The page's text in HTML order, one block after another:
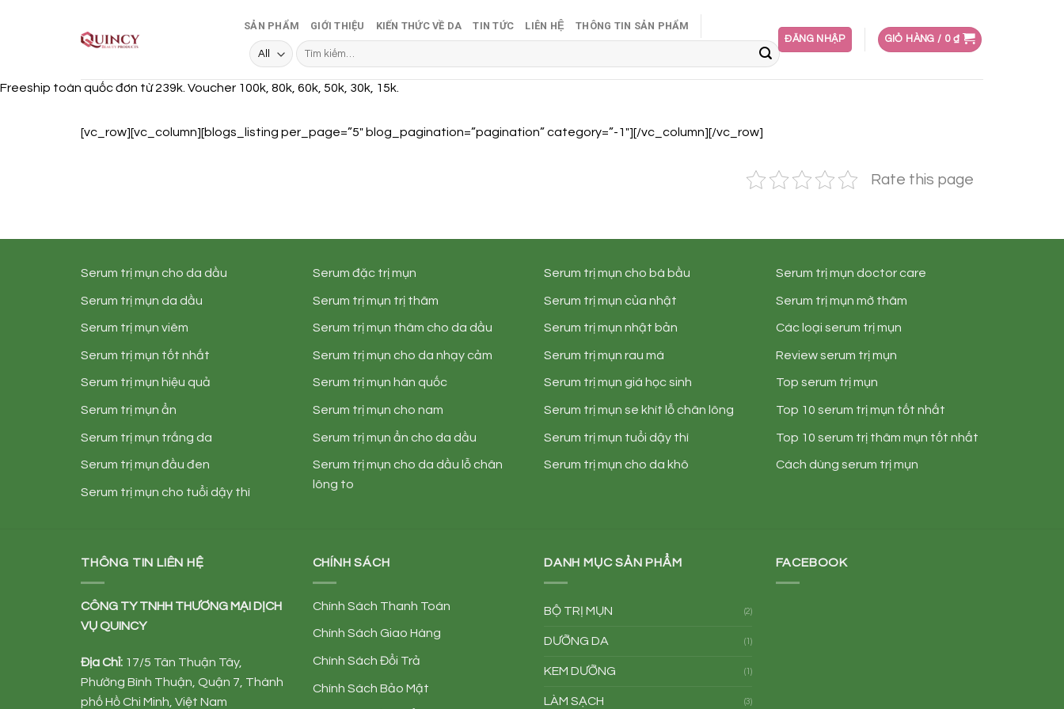
SẢN PHẨM GIỚI THIỆU KIẾN THỨC VỀ DA TIN TỨC LIÊN HỆ THÔNG TIN SẢN PHẨM
Tìm
kiếm:
ĐĂNG NHẬP GIỎ HÀNG / 0 ₫
Freeship toàn quốc đơn từ 239k. Voucher 100k, 80k, 60k, 50k, 30k, 15k.
[vc_row][vc_column][blogs_listing per_page=”5″ blog_pagination=”pagination” category=”-1″][/vc_column][/vc_row]
Rate this page
Serum trị mụn cho da dầu
Serum trị mụn da dầu
Serum trị mụn viêm
Serum trị mụn tốt nhất
Serum trị mụn hiệu quả
Serum trị mụn ẩn
Serum trị mụn trắng da
Serum trị mụn đầu đen
Serum trị mụn cho tuổi dậy thì
Serum đặc trị mụn
Serum trị mụn trị thâm
Serum trị mụn thâm cho da dầu
Serum trị mụn cho da nhạy cảm
Serum trị mụn hàn quốc
Serum trị mụn cho nam
Serum trị mụn ẩn cho da dầu
Serum trị mụn cho da dầu lỗ chân
lông to
Serum trị mụn cho bà bầu
Serum trị mụn của nhật
Serum trị mụn nhật bản
Serum trị mụn rau má
Serum trị mụn giá học sinh
Serum trị mụn se khít lỗ chân lông
Serum trị mụn tuổi dậy thì
Serum trị mụn cho da khô
Serum trị mụn doctor care
Serum trị mụn mờ thâm
Các loại serum trị mụn
Review serum trị mụn
Top serum trị mụn
Top 10 serum trị mụn tốt nhất
Top 10 serum trị thâm mụn tốt nhất
Cách dùng serum trị mụn
THÔNG TIN LIÊN HỆ
CÔNG TY TNHH THƯƠNG MẠI D CH
VỤQUINCY
Địa Chỉ: 17/5 Tân Thuận Tây,
Phường Bình Thuận, Quận 7, Thành
phố Hồ Chi Minh, Việt Nam
CHÍNH SÁCH
Chính Sách Thanh Toán
Chính Sách Giao Hàng
Chính Sách Đổi Trả
Chính Sách Bảo Mật
DANH MỤC SẢN PHẨM
BỘ TRỊ MỤN (2)
DƯỠNG DA (1)
KEM DƯỠNG (1)
LÀM SẠCH (3)
FACEBOOK